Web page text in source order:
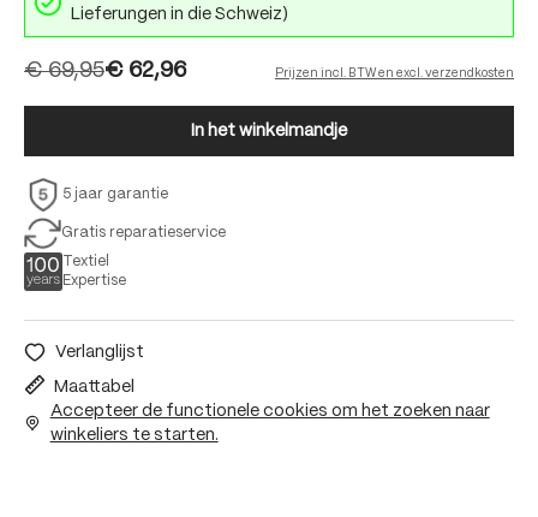
Lieferungen in die Schweiz)
€ 62,96
€ 69,95 Prijzen incl. BTW en excl. verzendkosten
In het winkelmandje
5 jaar garantie
Gratis reparatieservice
Textiel
Expertise
Verlanglijst
Maattabel
Accepteer de functionele cookies om het zoeken naar
winkeliers te starten.